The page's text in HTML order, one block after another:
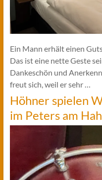
Ein Mann erhält einen
Das ist eine nette Geste
Dankeschön und
freut sich, weil er sehr …
Höhner spielen
im Peters am